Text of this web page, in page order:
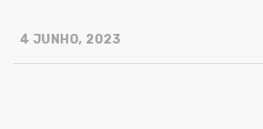
4 JUNHO, 2023